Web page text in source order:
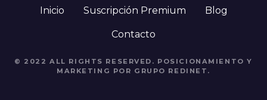
Inicio Suscripción Premium Blog
Contacto
© 2022 ALL RIGHTS RESERVED. POSICIONAMIENTO Y
MARKETING POR GRUPO REDINET.